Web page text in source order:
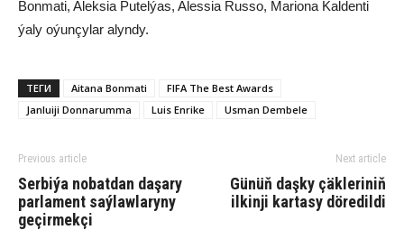
Bonmati, Aleksia Putelýas, Alessia Russo, Mariona Kaldenti
ýaly oýunçylar alyndy.
ТЕГИ Aitana Bonmati
FIFA The Best Awards
Janluiji Donnarumma
Luis Enrike Usman Dembele
Previous article
Serbiýa nobatdan daşary
parlament saýlawlaryny
geçirmekçi
Next article
Günüň daşky çäkleriniň
ilkinji kartasy döredildi